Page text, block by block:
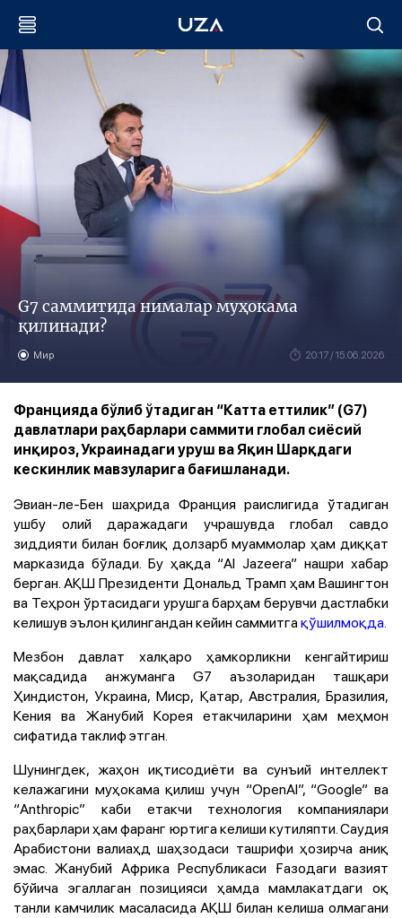
G7 саммитида нималар муҳокама
қилинади?
Мир 20:17 / 15.06.2026
Францияда бўлиб ўтадиган “Катта еттилик” (G7)
давлатлари раҳбарлари саммити глобал сиёсий
инқироз, Украинадаги уруш ва Яқин Шарқдаги
кескинлик мавзуларига бағишланади.
Эвиан-ле-Бен шаҳрида Франция раислигида ўтадиган
ушбу олий даражадаги учрашувда глобал савдо
зиддияти билан боғлиқ долзарб муаммолар ҳам диққат
марказида бўлади. Бу ҳақда “Al Jazeera” нашри хабар
берган. АҚШ Президенти Дональд Трамп ҳам Вашингтон
ва Теҳрон ўртасидаги урушга барҳам берувчи дастлабки
келишув эълон қилингандан кейин саммитгақўшилмоқда.
Мезбон давлат халқаро ҳамкорликни кенгайтириш
мақсадида анжуманга G7 аъзоларидан ташқари
Ҳиндистон, Украина, Миср, Қатар, Австралия, Бразилия,
Кения ва Жанубий Корея етакчиларини ҳам меҳмон
сифатида таклиф этган.
Шунингдек, жаҳон иқтисодиёти ва сунъий интеллект
келажагини муҳокама қилиш учун “OpenAI”, “Google” ва
“Anthropic” каби етакчи технология компаниялари
раҳбарлари ҳам фаранг юртига келиши кутиляпти. Саудия
Арабистони валиаҳд шаҳзодаси ташрифи ҳозирча аниқ
эмас. Жанубий Африка Республикаси Ғазодаги вазият
бўйича эгаллаган позицияси ҳамда мамлакатдаги оқ
танли камчилик масаласида АҚШ билан келиша олмагани